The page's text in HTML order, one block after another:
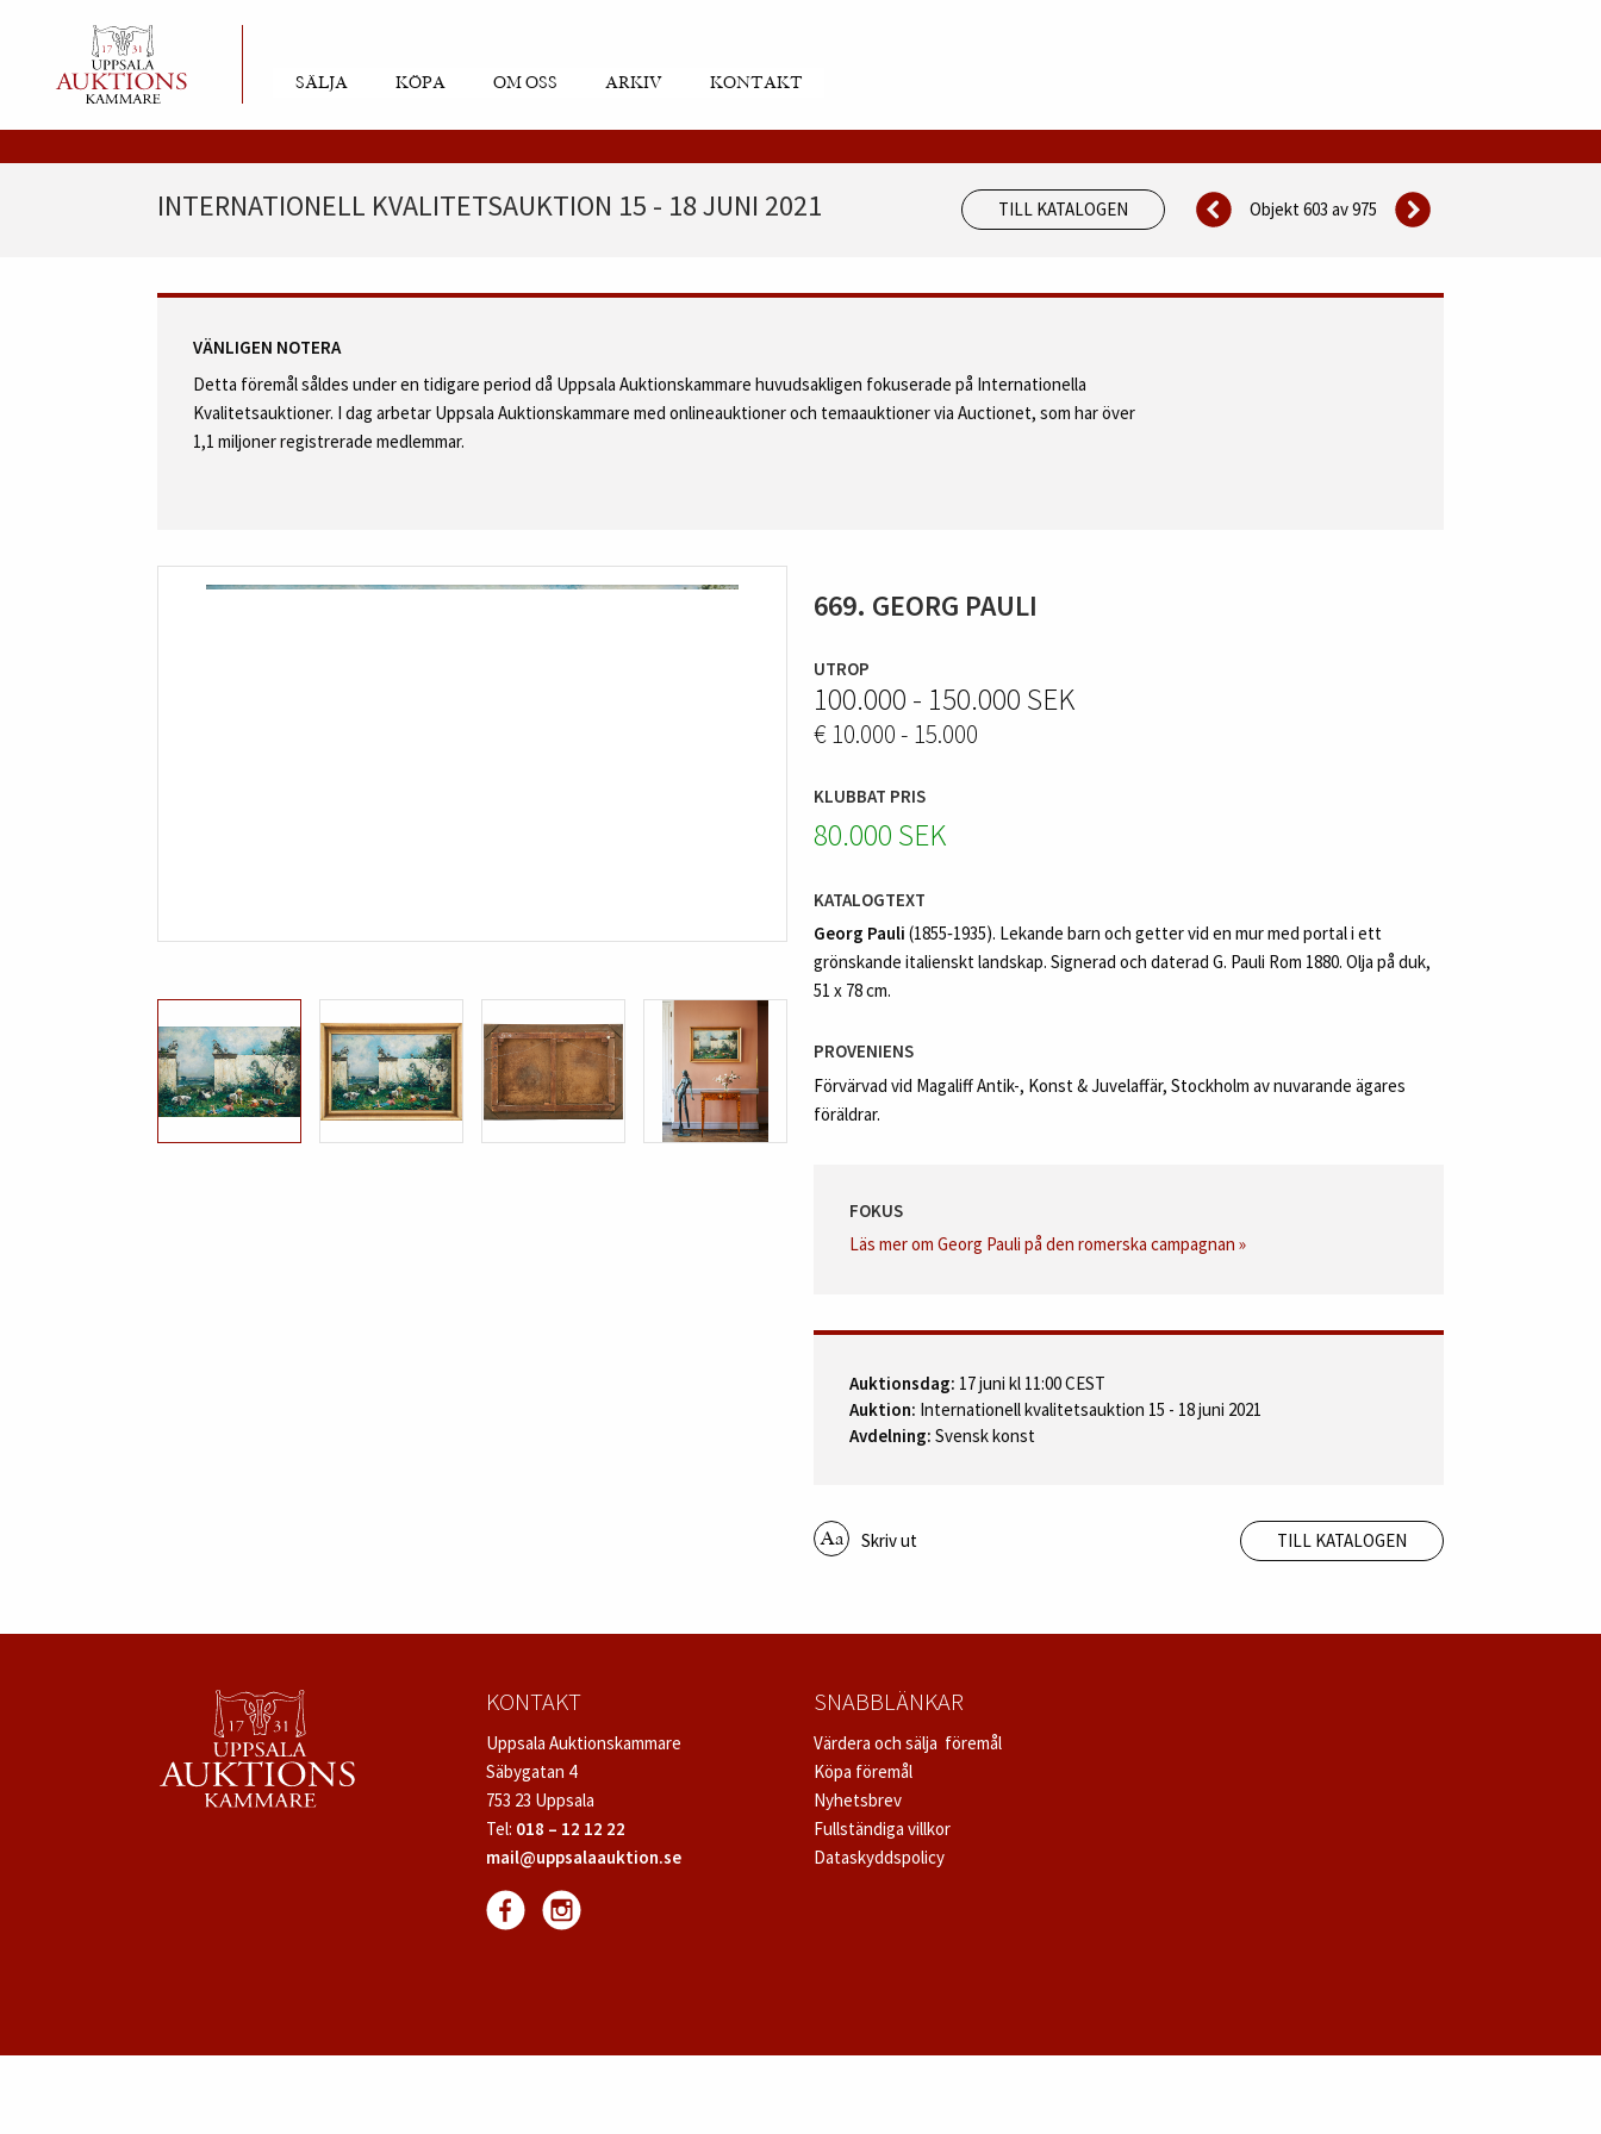
SÄLJA KÖPA OM OSS ARKIV KONTAKT
INTERNATIONELL KVALITETSAUKTION 15 - 18 JUNI 2021 TILL KATALOGEN Objekt 603 av975
VÄNLIGEN NOTERA
Detta föremål såldes under en tidigare period då Uppsala Auktionskammare huvudsakligen fokuserade på Internationella
Kvalitetsauktioner. I dag arbetar Uppsala Auktionskammare med onlineauktioner och temaauktioner via Auctionet, som har över
1,1 miljoner registrerade medlemmar.
669. GEORG PAULI
UTROP
100.000 - 150.000 SEK
€ 10.000 - 15.000
KLUBBAT PRIS
80.000 SEK
KATALOGTEXT
Georg Pauli (1855‑1935). Lekande barn och getter vid en mur med portal i ett
grönskande italienskt landskap. Signerad och daterad G. Pauli Rom 1880. Olja på duk,
51 x 78 cm.
PROVENIENS
Förvärvad vid Magaliff Antik-, Konst & Juvelaffär, Stockholm av nuvarande ägares
föräldrar.
FOKUS
Läs mer om Georg Pauli på den romerska campagnan »
Auktionsdag: 17 juni kl 11:00 CEST
Auktion: Internationell kvalitetsauktion 15 - 18 juni 2021
Avdelning: Svensk konst
Skriv ut TILL KATALOGEN
KONTAKT
Uppsala Auktionskammare
Säbygatan 4
753 23 Uppsala
Tel: 018 – 12 12 22
mail@uppsalaauktion.se
SNABBLÄNKAR
Värdera och sälja föremål
Köpa föremål
Nyhetsbrev
Fullständiga villkor
Dataskyddspolicy